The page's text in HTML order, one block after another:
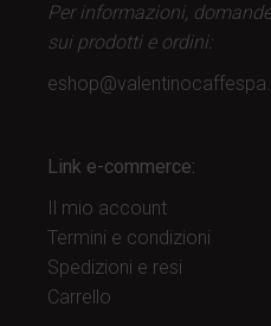
Per informazioni,
sui prodotti e ordini:
Link e-commerce:
Il mio account
Termini e condizioni
Spedizioni e resi
Carrello